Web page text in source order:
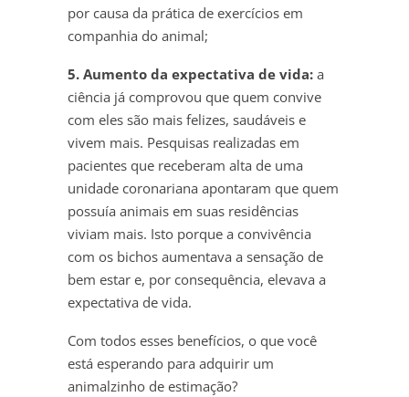
por causa da prática de exercícios em
companhia do animal;
5. Aumento da expectativa de vida: a
ciência já comprovou que quem convive
com eles são mais felizes, saudáveis e
vivem mais. Pesquisas realizadas em
pacientes que receberam alta de uma
unidade coronariana apontaram que quem
possuía animais em suas residências
viviam mais. Isto porque a convivência
com os bichos aumentava a sensação de
bem estar e, por consequência, elevava a
expectativa de vida.
Com todos esses benefícios, o que você
está esperando para adquirir um
animalzinho de estimação?